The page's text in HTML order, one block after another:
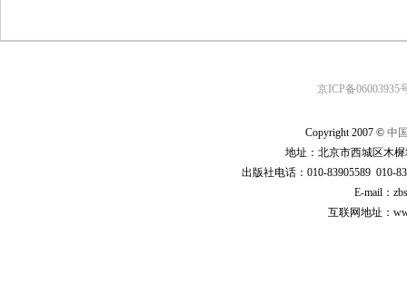
京ICP备06003935
Copyright 2007 © 中
地址：北京市西城区木
出版社电话：010-83905589 010-
E-mail：
互联网地址：